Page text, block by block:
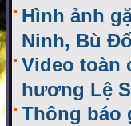
Hình ảnh
Ninh, Bù
Video toàn
hương Lệ
Thông báo